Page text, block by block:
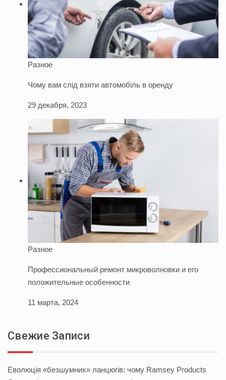
Разное
Чому вам слід взяти автомобіль в оренду
29 декабря, 2023
Разное
Профессиональный ремонт микроволновки и его
положительные особенности
11 марта, 2024
Свежие Записи
Еволюція «безшумних» ланцюгів: чому Ramsey Products